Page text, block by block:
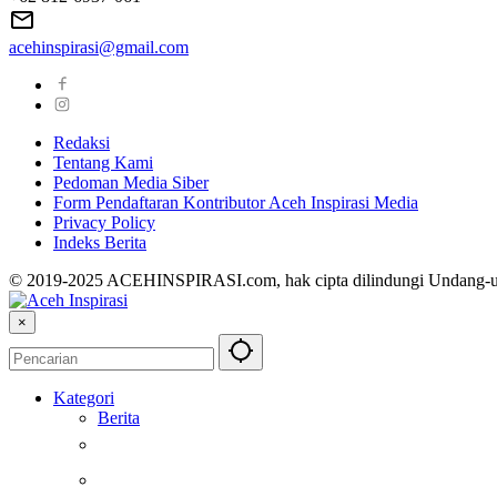
acehinspirasi@gmail.com
Redaksi
Tentang Kami
Pedoman Media Siber
Form Pendaftaran Kontributor Aceh Inspirasi Media
Privacy Policy
Indeks Berita
© 2019-2025 ACEHINSPIRASI.com, hak cipta dilindungi Undang-
×
Kategori
Berita